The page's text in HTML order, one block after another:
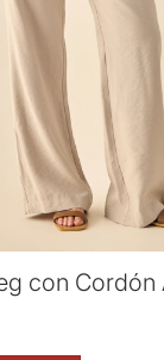
con Cordón